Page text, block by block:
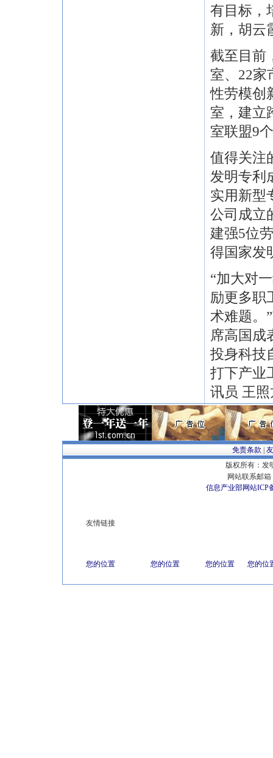
有目标，
新，胡云
截至目前
室、22家
性劳模创
室，建立
室联盟9
值得关注
发明专利
实用新型
公司成立
建强5位
得国家发
“加大对
励更多职
术难题。
席高国成
投身科技
打下产业
讯员 王
免责条款
版权所有：发
网站联系邮箱
信息产业部网站ICP
友情链接
您的位置 您的位置 您的位置 您的位